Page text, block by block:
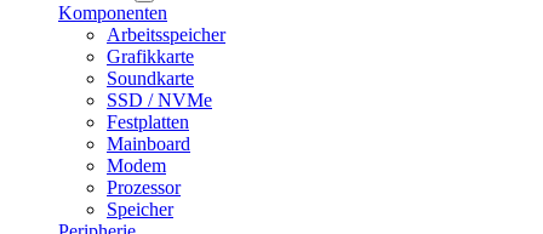
Komponenten
Arbeitsspeicher
Grafikkarte
Soundkarte
SSD / NVMe
Festplatten
Mainboard
Modem
Prozessor
Speicher